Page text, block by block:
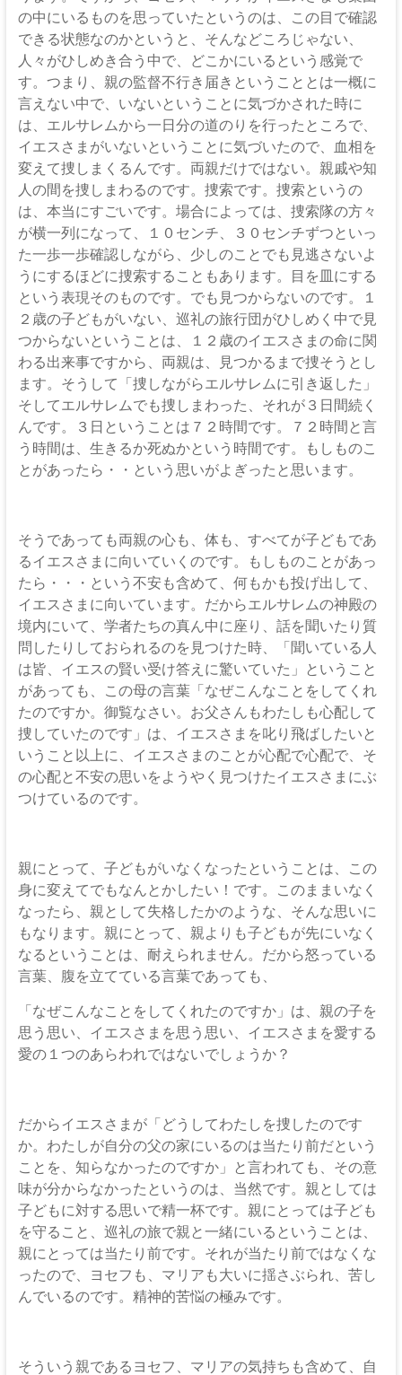
の中にいるものを思っていたというのは、この目で確認
できる状態なのかというと、そんなどころじゃない、
人々がひしめき合う中で、どこかにいるという感覚で
す。つまり、親の監督不行き届きということとは一概に
言えない中で、いないということに気づかされた時に
は、エルサレムから一日分の道のりを行ったところで、
イエスさまがいないということに気づいたので、血相を
変えて捜しまくるんです。両親だけではない。親戚や知
人の間を捜しまわるのです。捜索です。捜索というの
は、本当にすごいです。場合によっては、捜索隊の方々
が横一列になって、１０センチ、３０センチずつといっ
た一歩一歩確認しながら、少しのことでも見逃さないよ
うにするほどに捜索することもあります。目を皿にする
という表現そのものです。でも見つからないのです。１
２歳の子どもがいない、巡礼の旅行団がひしめく中で見
つからないということは、１２歳のイエスさまの命に関
わる出来事ですから、両親は、見つかるまで捜そうとし
ます。そうして「捜しながらエルサレムに引き返した」
そしてエルサレムでも捜しまわった、それが３日間続く
んです。３日ということは７２時間です。７２時間と言
う時間は、生きるか死ぬかという時間です。もしものこ
とがあったら・・という思いがよぎったと思います。
そうであっても両親の心も、体も、すべてが子どもであ
るイエスさまに向いていくのです。もしものことがあっ
たら・・・という不安も含めて、何もかも投げ出して、
イエスさまに向いています。だからエルサレムの神殿の
境内にいて、学者たちの真ん中に座り、話を聞いたり質
問したりしておられるのを見つけた時、「聞いている人
は皆、イエスの賢い受け答えに驚いていた」ということ
があっても、この母の言葉「なぜこんなことをしてくれ
たのですか。御覧なさい。お父さんもわたしも心配して
捜していたのです」は、イエスさまを叱り飛ばしたいと
いうこと以上に、イエスさまのことが心配で心配で、そ
の心配と不安の思いをようやく見つけたイエスさまにぶ
つけているのです。
親にとって、子どもがいなくなったということは、この
身に変えてでもなんとかしたい！です。このままいなく
なったら、親として失格したかのような、そんな思いに
もなります。親にとって、親よりも子どもが先にいなく
なるということは、耐えられません。だから怒っている
言葉、腹を立てている言葉であっても、
「なぜこんなことをしてくれたのですか」は、親の子を
思う思い、イエスさまを思う思い、イエスさまを愛する
愛の１つのあらわれではないでしょうか？
だからイエスさまが「どうしてわたしを捜したのです
か。わたしが自分の父の家にいるのは当たり前だという
ことを、知らなかったのですか」と言われても、その意
味が分からなかったというのは、当然です。親としては
子どもに対する思いで精一杯です。親にとっては子ども
を守ること、巡礼の旅で親と一緒にいるということは、
親にとっては当たり前です。それが当たり前ではなくな
ったので、ヨセフも、マリアも大いに揺さぶられ、苦し
んでいるのです。精神的苦悩の極みです。
そういう親であるヨセフ、マリアの気持ちも含めて、自